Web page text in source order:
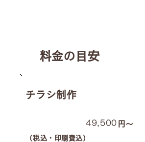
​料金の目安
チラシ制作
49,500 円〜
（税込・印刷費込）